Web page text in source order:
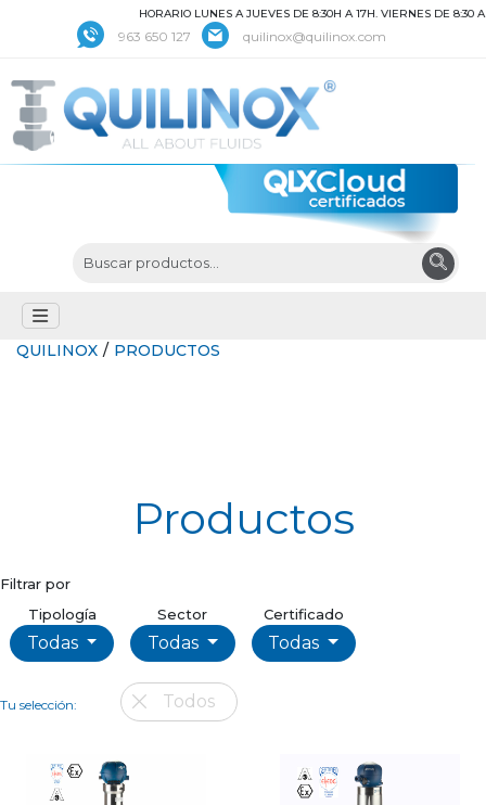
HORARIO LUNES A JUEVES DE 8:30H A 17H. VIERNES DE 8:30 A
963 650 127 quilinox@quilinox.com
QUILINOX / PRODUCTOS
Productos
Filtrar por
Tipología
Todas
Sector
Todas
Certificado
Todas
Tu selección: Todos